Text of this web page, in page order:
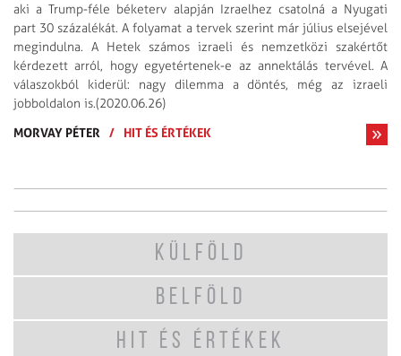
aki a Trump-féle béketerv alapján Izraelhez csatolná a Nyugati
part 30 százalékát. A folyamat a tervek szerint már július elsejével
megindulna. A Hetek számos izraeli és nemzetközi szakértőt
kérdezett arról, hogy egyetértenek-e az annektálás tervével. A
válaszokból kiderül: nagy dilemma a döntés, még az izraeli
jobboldalon is.(2020.06.26)
MORVAY PÉTER
/ HIT ÉS ÉRTÉKEK
KÜLFÖLD
BELFÖLD
HIT ÉS ÉRTÉKEK